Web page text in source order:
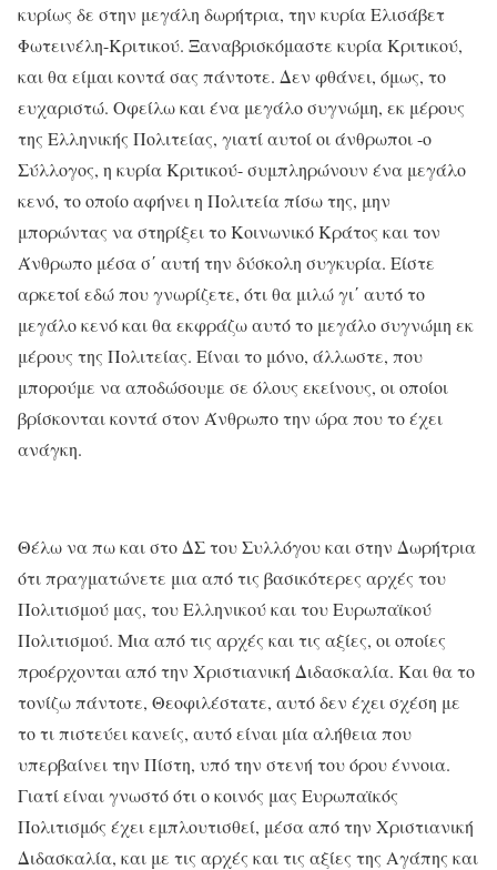
κυρίως δε στην μεγάλη δωρήτρια, την κυρία Ελισάβετ
Φωτεινέλη-Κριτικού. Ξαναβρισκόμαστε κυρία Κριτικού,
και θα είμαι κοντά σας πάντοτε. Δεν φθάνει, όμως, το
ευχαριστώ. Οφείλω και ένα μεγάλο συγνώμη, εκ μέρους
της Ελληνικής Πολιτείας, γιατί αυτοί οι άνθρωποι -ο
Σύλλογος, η κυρία Κριτικού- συμπληρώνουν ένα μεγάλο
κενό, το οποίο αφήνει η Πολιτεία πίσω της, μην
μπορώντας να στηρίξει το Κοινωνικό Κράτος και τον
Άνθρωπο μέσα σ΄ αυτή την δύσκολη συγκυρία. Είστε
αρκετοί εδώ που γνωρίζετε, ότι θα μιλώ γι΄ αυτό το
μεγάλο κενό και θα εκφράζω αυτό το μεγάλο συγνώμη εκ
μέρους της Πολιτείας. Είναι το μόνο, άλλωστε, που
μπορούμε να αποδώσουμε σε όλους εκείνους, οι οποίοι
βρίσκονται κοντά στον Άνθρωπο την ώρα που το έχει
ανάγκη.
Θέλω να πω και στο ΔΣ του Συλλόγου και στην Δωρήτρια
ότι πραγματώνετε μια από τις βασικότερες αρχές του
Πολιτισμού μας, του Ελληνικού και του Ευρωπαϊκού
Πολιτισμού. Μια από τις αρχές και τις αξίες, οι οποίες
προέρχονται από την Χριστιανική Διδασκαλία. Και θα το
τονίζω πάντοτε, Θεοφιλέστατε, αυτό δεν έχει σχέση με
το τι πιστεύει κανείς, αυτό είναι μία αλήθεια που
υπερβαίνει την Πίστη, υπό την στενή του όρου έννοια.
Γιατί είναι γνωστό ότι ο κοινός μας Ευρωπαϊκός
Πολιτισμός έχει εμπλουτισθεί, μέσα από την Χριστιανική
Διδασκαλία, και με τις αρχές και τις αξίες της Αγάπης και